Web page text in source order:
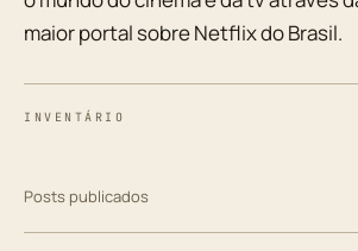
maior portal sobre Netflix do Brasil.
INVENTÁRIO
Posts publicados